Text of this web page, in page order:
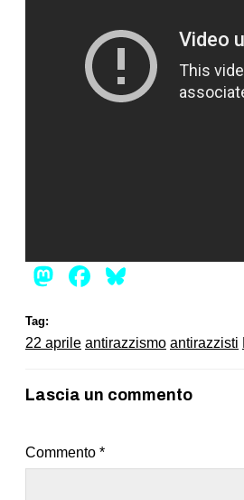
Mastodon
Facebook
Tag:
22 aprile antirazzismo antirazzisti
Lascia un commento
Commento *